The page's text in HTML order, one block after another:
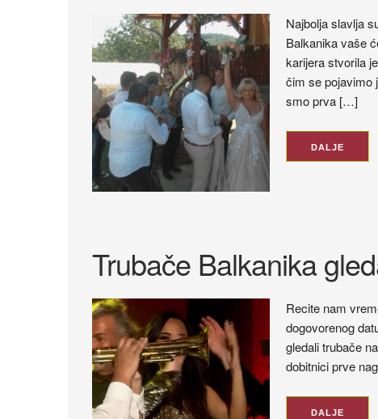
Najbolja slavlja
Balkanika vaše
karijera stvorila
čim se pojavimo
smo prva […]
DALJE
Trubače Balkanika
Recite nam
dogovorenog
gledali trubače
dobitnici prve
DALJE